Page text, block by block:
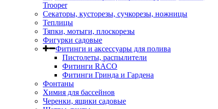
Trooper
Секаторы, кусторезы, сучкорезы, ножницы
Теплицы
Тяпки, мотыги, плоскорезы
Фигурки садовые
Фитинги и аксессуары для полива
Пистолеты, распылители
Фитинги RACO
Фитинги Гринда и Гардена
Фонтаны
Химия для бассейнов
Черенки, ящики садовые